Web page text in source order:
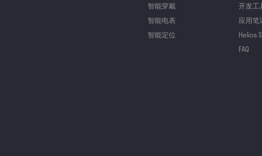
智能穿戴
智能电表
智能定位
开发工
应用笔
Helios
FAQ